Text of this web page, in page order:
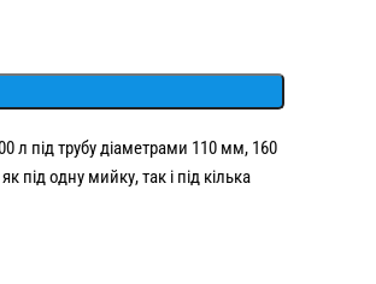
л під трубу діаметрами 110 мм, 160
одну мийку, так і під кілька